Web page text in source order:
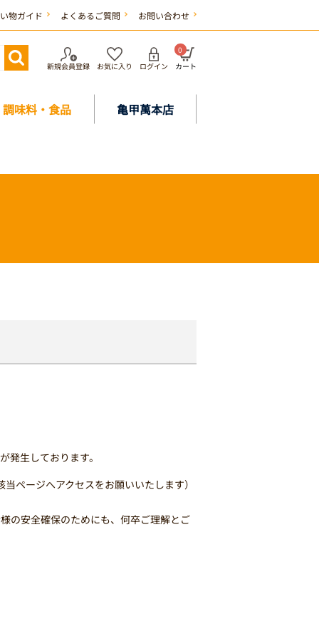
物ガイド よくあるご質問 お問い合わせ
新規会員登録 お気に入り ログイン
0
カート
調味料・食品 亀甲萬本店
発生しております。
ページへアクセスをお願いいたします）
の安全確保のためにも、何卒ご理解とご